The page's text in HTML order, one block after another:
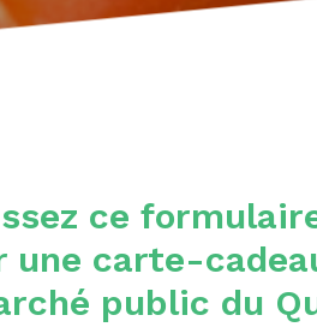
ce
une carte-
public du